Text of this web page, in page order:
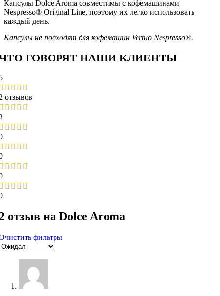
Капсулы Dolce Aroma совместимы с кофемашинами
Nespresso® Original Line, поэтому их легко использовать
каждый день.
Капсулы не подходят для кофемашин Vertuo Nespresso®.
ГОВОРЯТ НАШИ КЛИЕНТЫ
отзывов
отзыв на Dolce Aroma
фильтры